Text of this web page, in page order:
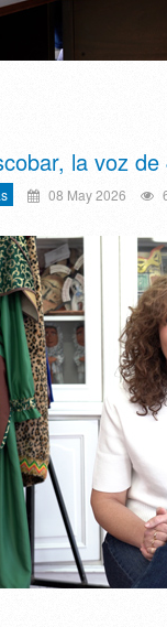
la voz
08 May 2026